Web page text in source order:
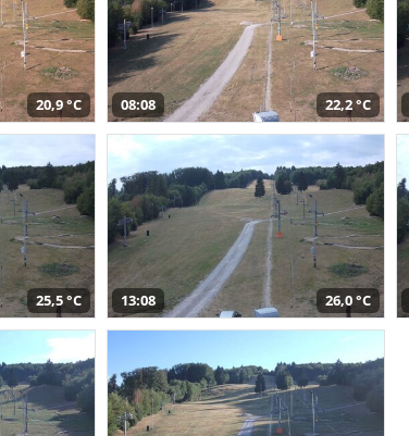
20,9 °C 08:08 22,2 °C
25,5 °C 13:08 26,0 °C